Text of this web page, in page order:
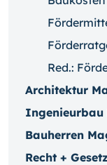
Red.:
Architektur
Ingenieurbau
Bauherren
Recht + Gesetz